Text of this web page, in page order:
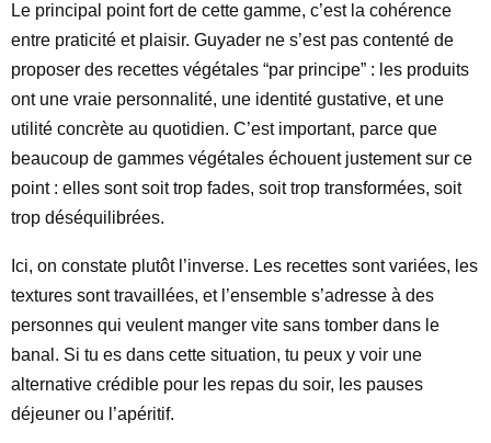
Le principal point fort de cette gamme, c’est la cohérence
entre praticité et plaisir. Guyader ne s’est pas contenté de
proposer des recettes végétales “par principe” : les produits
ont une vraie personnalité, une identité gustative, et une
utilité concrète au quotidien. C’est important, parce que
beaucoup de gammes végétales échouent justement sur ce
point : elles sont soit trop fades, soit trop transformées, soit
trop déséquilibrées.
Ici, on constate plutôt l’inverse. Les recettes sont variées, les
textures sont travaillées, et l’ensemble s’adresse à des
personnes qui veulent manger vite sans tomber dans le
banal. Si tu es dans cette situation, tu peux y voir une
alternative crédible pour les repas du soir, les pauses
déjeuner ou l’apéritif.